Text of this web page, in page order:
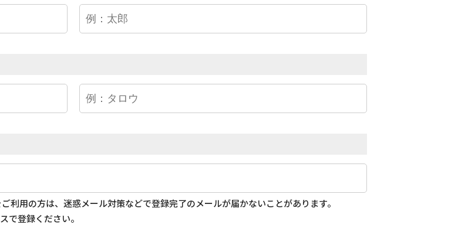
利用の方は、迷惑メール対策などで登録完了のメールが届かないことがあります。
で登録ください。